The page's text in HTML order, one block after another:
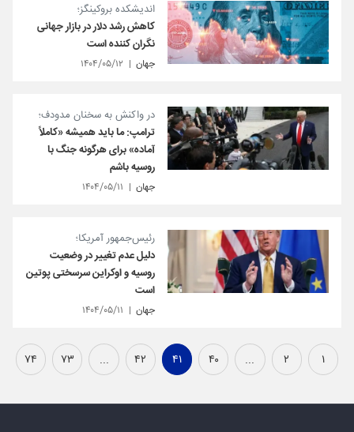
اندیشکده بروکینگز؛
کاهش رشد دلار در بازار جهانی
نگران کننده است
جهان ۱۴۰۴/۰۵/۱۲
در واکنش به سخنان مدودف؛
ترامپ: ما باید همیشه «کاملاً
آماده» برای هرگونه جنگ با
روسیه باشم
جهان ۱۴۰۴/۰۵/۱۱
رئیس‌جمهور آمریکا؛
دلیل عدم تغییر در وضعیت
روسیه و اوکراین سرسختی پوتین
است
جهان ۱۴۰۴/۰۵/۱۱
۱ ۲ ... ۴۰ ۴۱ ۴۲ ... ۷۳ ۷۴